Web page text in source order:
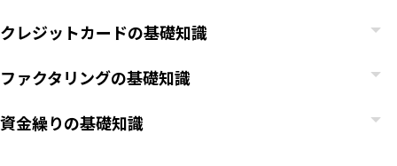
クレジットカードの基礎知識
ファクタリングの基礎知識
資金繰りの基礎知識